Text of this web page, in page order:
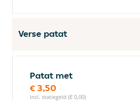
Verse patat
Patat met
€ 3,50
incl. statiegeld (€ 0,00)